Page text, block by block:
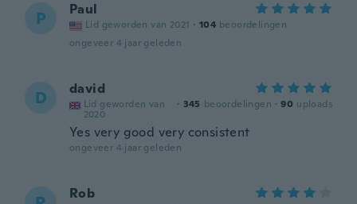
P Paul
Lid geworden van 2021 · 104 beoordelingen
ongeveer 4 jaar geleden
D david
Lid geworden van
2020
· 345 beoordelingen · 90 uploads
Yes very good very consistent
ongeveer 4 jaar geleden
Rob